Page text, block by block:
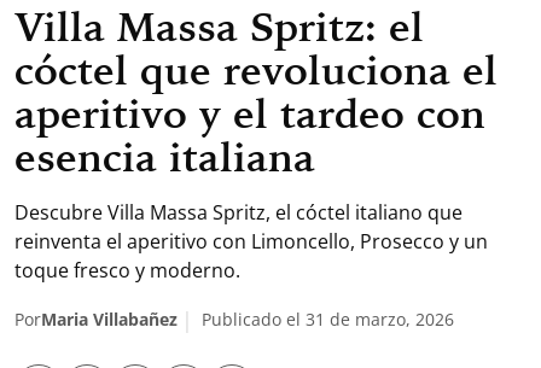
Villa Massa Spritz: el
cóctel que revoluciona el
aperitivo y el tardeo con
esencia italiana
Descubre Villa Massa Spritz, el cóctel italiano que
reinventa el aperitivo con Limoncello, Prosecco y un
toque fresco y moderno.
PorMaria Villabañez Publicado el 31 de marzo, 2026